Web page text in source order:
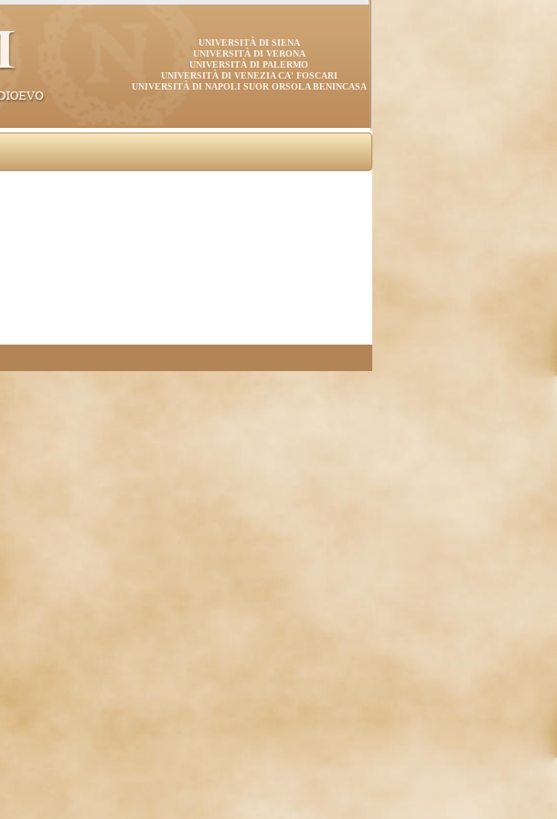
UNIVERSITÀ DI SIENA
UNIVERSITÀ DI VERONA
UNIVERSITÀ DI PALERMO
UNIVERSITÀ DI VENEZIA CA' FOSCARI
UNIVERSITÀ DI NAPOLI SUOR ORSOLA BENINCASA